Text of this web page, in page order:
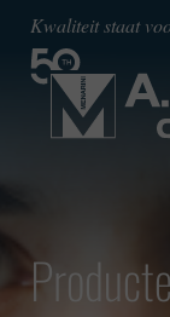
Kwaliteit staat